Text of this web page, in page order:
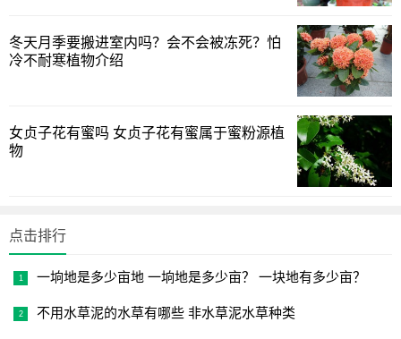
第四，给点散射光
下一页
冬天月季要搬进室内吗？会不会被冻死？怕
冷不耐寒植物介绍
女贞子花有蜜吗 女贞子花有蜜属于蜜粉源植
物
点击排行
一垧地是多少亩地 一垧地是多少亩？ 一块地有多少亩？
不用水草泥的水草有哪些 非水草泥水草种类